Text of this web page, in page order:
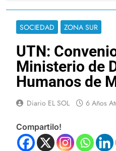
SOCIEDAD ZONA SUR
UTN:
Ministerio de
Humanos de
Diario EL SOL 6 Años
Compartilo!